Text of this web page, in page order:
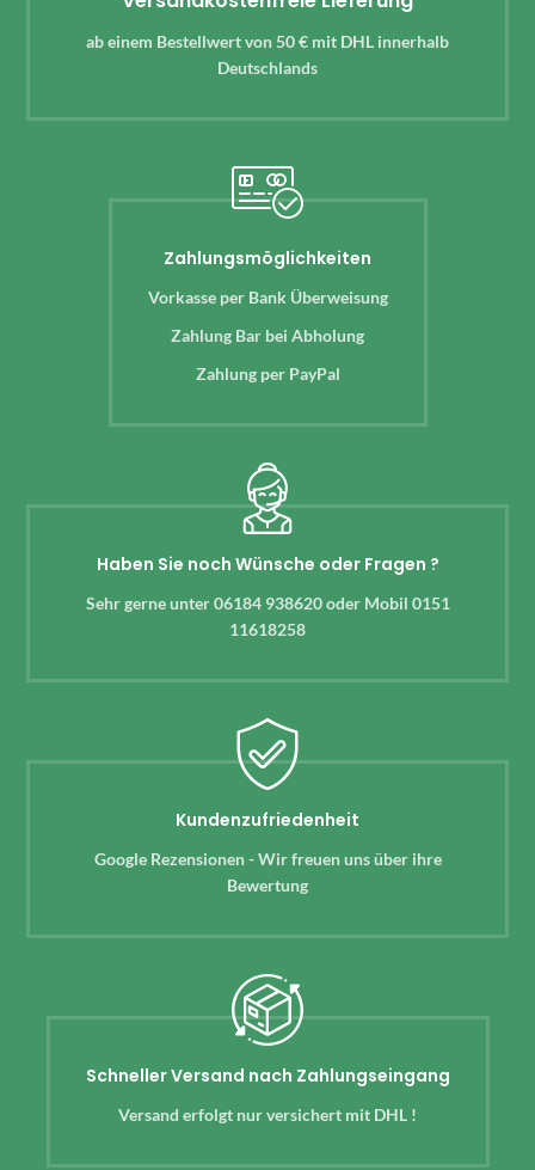
ab einem Bestellwert von 50 € mit DHL innerhalb
Deutschlands
Zahlungsmöglichkeiten
Vorkasse per Bank Überweisung
Zahlung Bar bei Abholung
Zahlung per PayPal
Haben Sie noch Wünsche oder Fragen ?
Sehr gerne unter 06184 938620 oder Mobil 0151
11618258
Kundenzufriedenheit
Google Rezensionen - Wir freuen uns über ihre
Bewertung
Schneller Versand nach Zahlungseingang
Versand erfolgt nur versichert mit DHL !